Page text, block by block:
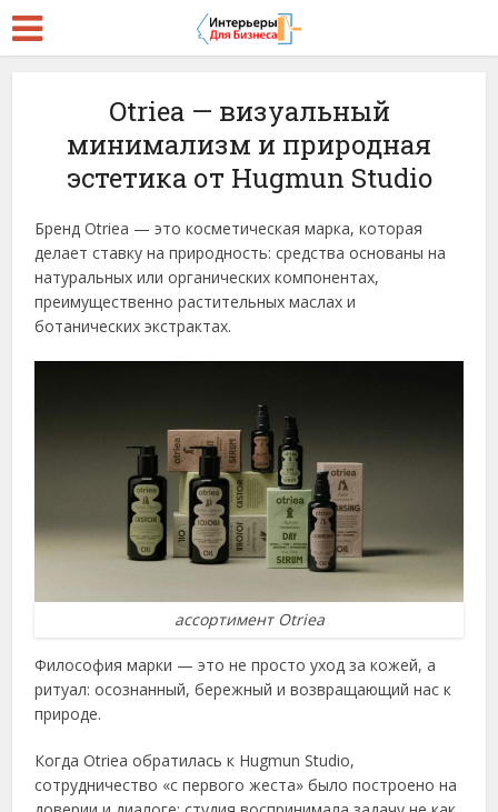
Otriea — визуальный
минимализм и природная
эстетика от Hugmun Studio
Бренд Otriea — это косметическая марка, которая
делает ставку на природность: средства основаны на
натуральных или органических компонентах,
преимущественно растительных маслах и
ботанических экстрактах.
ассортимент Otriea
Философия марки — это не просто уход за кожей, а
ритуал: осознанный, бережный и возвращающий нас к
природе.
Когда Otriea обратилась к Hugmun Studio,
сотрудничество «с первого жеста» было построено на